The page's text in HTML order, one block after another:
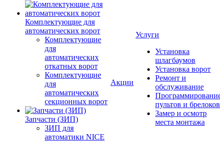
Комплектующие для
автоматических ворот
Комплектующие
для
автоматических
откатных ворот
Комплектующие
для
автоматических
секционных ворот
Запчасти (ЗИП)
ЗИП для
автоматики NICE
Акции
Услуги
Установка
шлагбаумов
Установка ворот
Ремонт и
обслуживание
пультов и брелоков
Замер и осмотр
места монтажа